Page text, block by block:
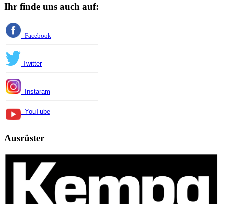
Ihr finde uns auch auf:
Facebook
Twitter
Instaram
YouTube
Ausrüster